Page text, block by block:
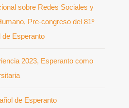
sobre Redes Sociales y
Pre-congreso del 81º
de Esperanto
2023, Esperanto como
de Esperanto